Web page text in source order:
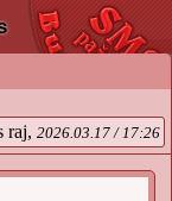
raj, 2026.03.17 / 17:26